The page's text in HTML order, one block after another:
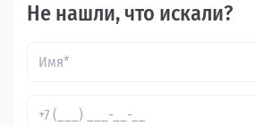
Не нашли, что искали?